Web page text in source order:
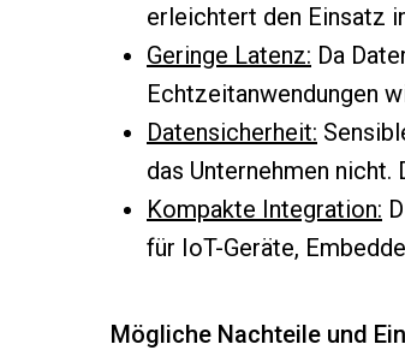
erleichtert den Einsatz
Geringe Latenz: Da
Echtzeitanwendungen
Datensicherheit:
das Unternehmen
Kompakte Integration:
für IoT-Geräte,
Mögliche Nachteile und